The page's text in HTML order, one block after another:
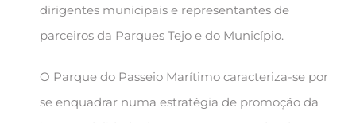
dirigentes municipais e representantes de
parceiros da Parques Tejo e do Município.
O Parque do Passeio Marítimo caracteriza-se por
se enquadrar numa estratégia de promoção da